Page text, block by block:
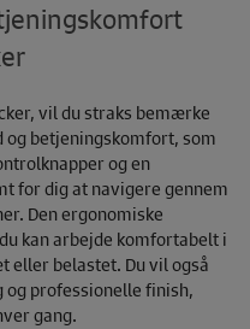
vil du straks bemærke
betjeningskomfort, som
og en
for dig at navigere gennem
Den ergonomiske
kan arbejde komfortabelt i
belastet. Du vil også
professionelle finish,
gang.